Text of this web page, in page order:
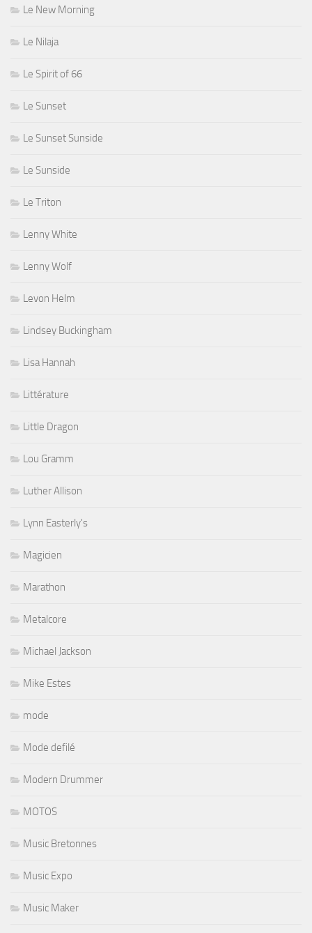
Le New Morning
Le Nilaja
Le Spirit of 66
Le Sunset
Le Sunset Sunside
Le Sunside
Le Triton
Lenny White
Lenny Wolf
Levon Helm
Lindsey Buckingham
Lisa Hannah
Littérature
Little Dragon
Lou Gramm
Luther Allison
Lynn Easterly's
Magicien
Marathon
Metalcore
Michael Jackson
Mike Estes
mode
Mode defilé
Modern Drummer
MOTOS
Music Bretonnes
Music Expo
Music Maker